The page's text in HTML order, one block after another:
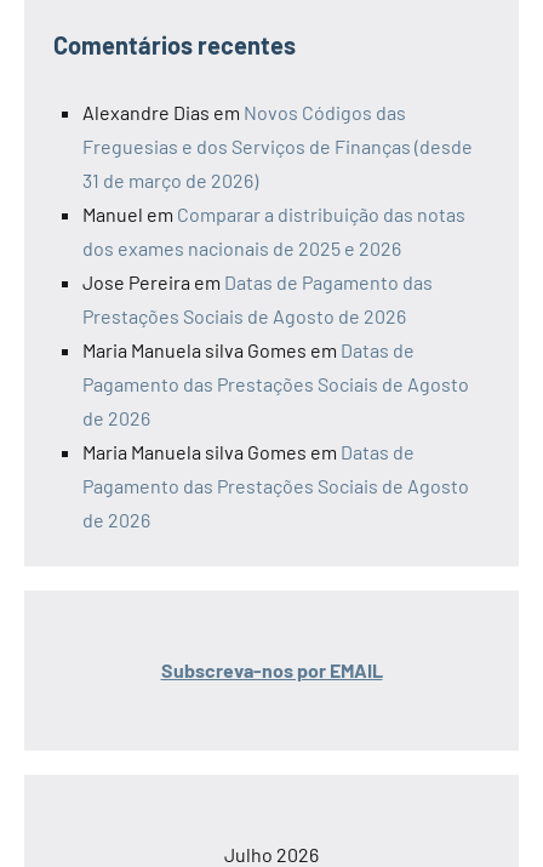
Comentários recentes
Alexandre Dias em Novos Códigos das
Freguesias e dos Serviços de Finanças (desde
31 de março de 2026)
Manuel em Comparar a distribuição das notas
dos exames nacionais de 2025 e 2026
Jose Pereira em Datas de Pagamento das
Prestações Sociais de Agosto de 2026
Maria Manuela silva Gomes em Datas de
Pagamento das Prestações Sociais de Agosto
de 2026
Maria Manuela silva Gomes em Datas de
Pagamento das Prestações Sociais de Agosto
de 2026
Subscreva-nos por EMAIL
Julho 2026